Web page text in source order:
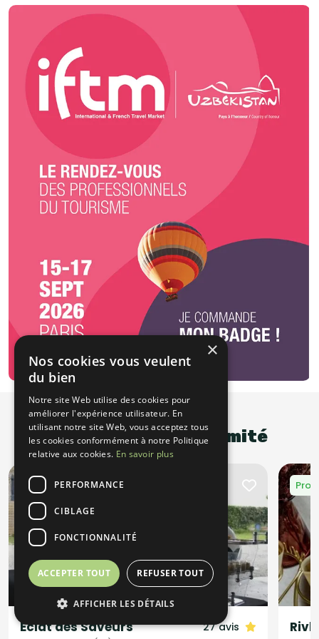
Promotions à proximité
Promotion
Eclat des Saveurs 27 avis
×
Nos cookies vous veulent
du bien
Notre site Web utilise des cookies pour
améliorer l'expérience utilisateur. En
utilisant notre site Web, vous acceptez tous
les cookies conformément à notre Politique
relative aux cookies. En savoir plus
PERFORMANCE
CIBLAGE
FONCTIONNALITÉ
ACCEPTER TOUT REFUSER TOUT
AFFICHER LES DÉTAILS